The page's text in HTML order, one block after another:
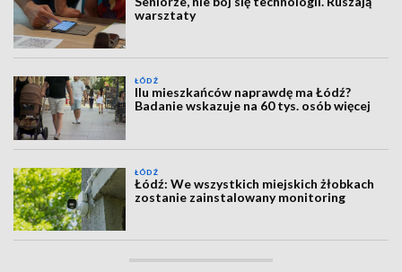
warsztaty
ŁÓDŹ
Ilu mieszkańców naprawdę ma Łódź?
Badanie wskazuje na 60 tys. osób więcej
ŁÓDŹ
Łódź: We wszystkich miejskich żłobkach
zostanie zainstalowany monitoring